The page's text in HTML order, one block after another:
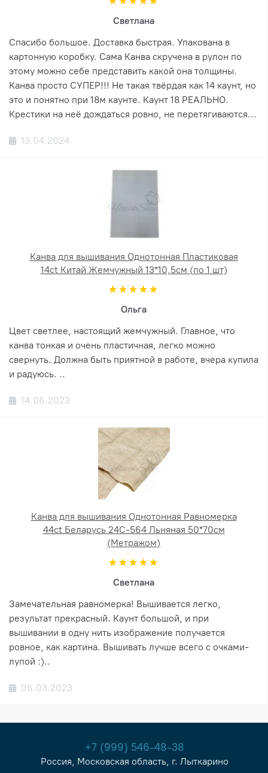
Светлана
Спасибо большое. Доставка быстрая. Упакована в
картонную коробку. Сама Канва скручена в рулон по
этому можно себе представить какой она толщины.
Канва просто СУПЕР!!! Не такая твёрдая как 14 каунт, но
это и понятно при 18м каунте. Каунт 18 РЕАЛЬНО.
Крестики на неё дождаться ровно, не перетягиваются...
13.04.2024
Канва для вышивания Однотонная Пластиковая
14ct Китай Жемчужный 13*10,5см (по 1 шт)
Ольга
Цвет светлее, настоящий жемчужный. Главное, что
канва тонкая и очень пластичная, легко можно
свернуть. Должна быть приятной в работе, вчера купила
и радуюсь. ..
14.06.2023
Канва для вышивания Однотонная Равномерка
44ct Беларусь 24С-564 Льняная 50*70см
(Метражом)
Светлана
Замечательная равномерка! Вышивается легко,
результат прекрасный. Каунт большой, и при
вышивании в одну нить изображение получается
ровное, как картина. Вышивать лучше всего с очками-
лупой :)..
06.03.2023
+7 (999) 546-48-38
Россия, Московская область, г. Лыткарино